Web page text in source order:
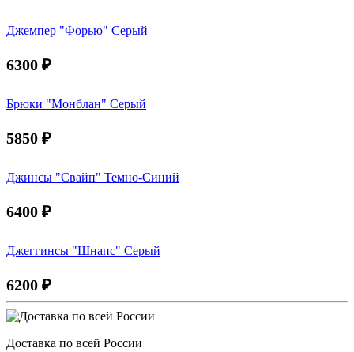
Джемпер "Форью" Серый
6300 ₽
Брюки "Монблан" Серый
5850 ₽
Джинсы "Свайп" Темно-Синий
6400 ₽
Джеггинсы "Шнапс" Серый
6200 ₽
Доставка по всей России